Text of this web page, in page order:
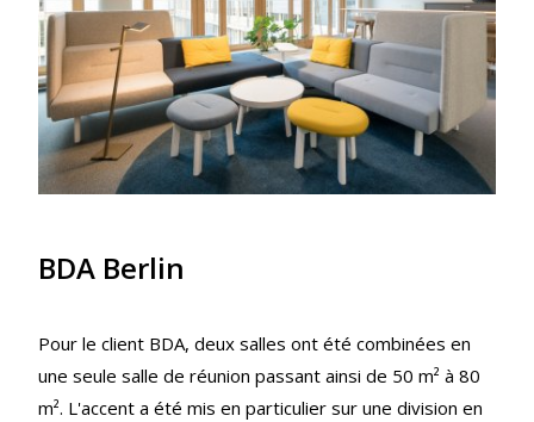
BDA Berlin
Pour le client BDA, deux salles ont été combinées en
une seule salle de réunion passant ainsi de 50 m² à 80
m². L'accent a été mis en particulier sur une division en